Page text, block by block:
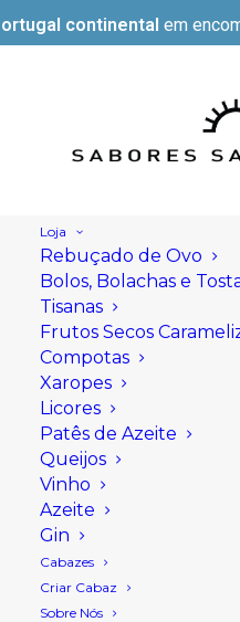
continental em
Loja
Rebuçado de Ovo
Bolos, Bolachas e
Tisanas
Frutos Secos
Compotas
Xaropes
Licores
Patês de Azeite
Queijos
Vinho
Azeite
Gin
Cabazes
Criar Cabaz
Sobre Nós